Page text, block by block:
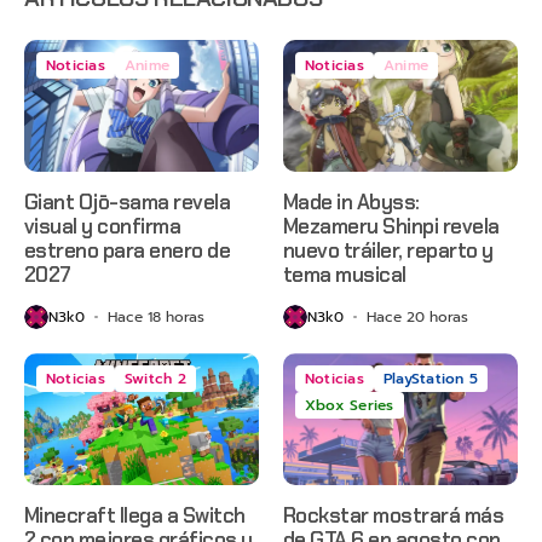
Noticias Anime
Giant Ojō-sama revela
visual y confirma
estreno para enero de
2027
N3k0 Hace 18 horas
Noticias Anime
Made in Abyss:
Mezameru Shinpi revela
nuevo tráiler, reparto y
tema musical
N3k0 Hace 20 horas
Noticias Switch 2
Minecraft llega a Switch
Noticias
PlayStation 5
Xbox Series
Rockstar mostrará más